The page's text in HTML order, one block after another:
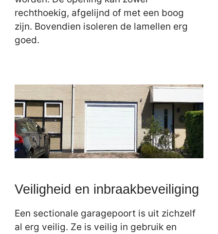
rechthoekig, afgelijnd of met een boog
zijn. Bovendien isoleren de lamellen erg
goed.
Veiligheid en inbraakbeveiliging
Een sectionale garagepoort is uit zichzelf
al erg veilig. Ze is veilig in gebruik en